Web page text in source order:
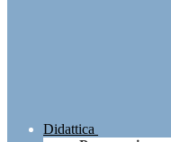
Didattica